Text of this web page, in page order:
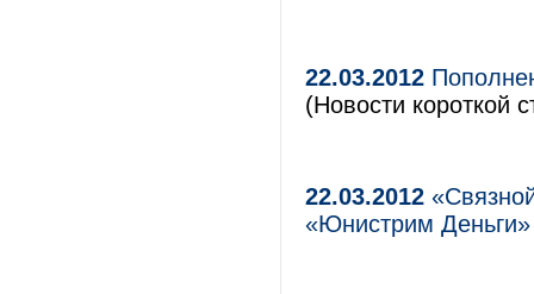
22.03.2012
(Новости короткой
22.03.2012
«Юнистрим Деньги»